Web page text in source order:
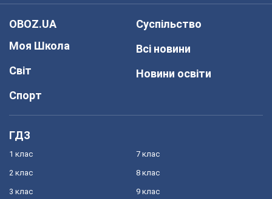
OBOZ.UA
Моя Школа
Світ
Спорт
Суспільство
Всі новини
Новини освіти
ГДЗ
1 клас
2 клас
3 клас
7 клас
8 клас
9 клас